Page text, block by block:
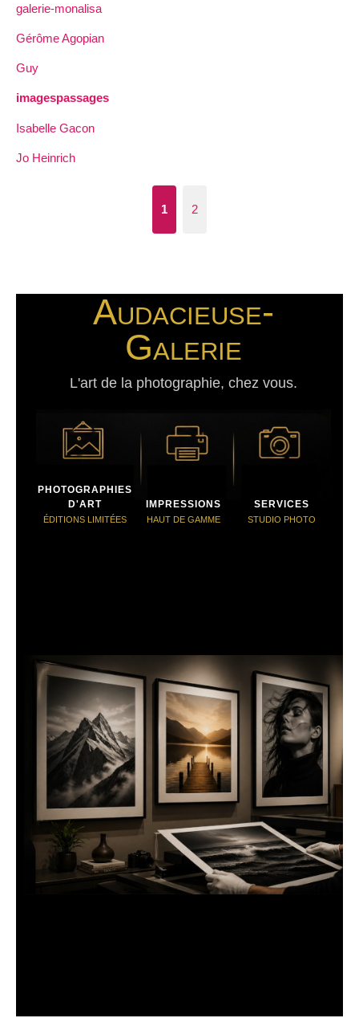
galerie-monalisa
Gérôme Agopian
Guy
imagespassages
Isabelle Gacon
Jo Heinrich
1 2
Audacieuse-
Galerie
L'art de la photographie, chez vous.
PHOTOGRAPHIES
D'ART
ÉDITIONS LIMITÉES
IMPRESSIONS
HAUT DE GAMME
SERVICES
STUDIO PHOTO